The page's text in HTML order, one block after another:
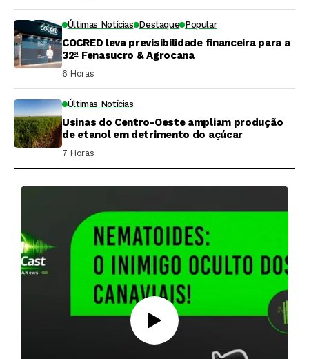
Últimas Notícias Destaque Popular
COCRED leva previsibilidade financeira para a
32ª Fenasucro & Agrocana
6 Horas ⁮
Últimas Notícias
Usinas do Centro-Oeste ampliam produção
de etanol em detrimento do açúcar
7 Horas ⁮